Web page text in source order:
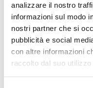
analizzare il nostro
informazioni sul modo
nostri partner che si
pubblicità e social
con altre informazioni
raccolto dal suo
inclusion», dedicato
diversity come
aziendale. Le
lingue, religioni, razze
anche per